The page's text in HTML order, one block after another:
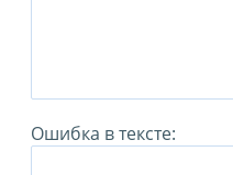
Ошибка в тексте: